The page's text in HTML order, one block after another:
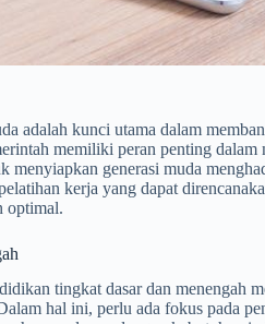
adalah kunci utama dalam
memiliki peran penting dalam
generasi muda
kerja yang dapat
optimal.
tingkat dasar dan menengah
hal ini, perlu ada fokus pada